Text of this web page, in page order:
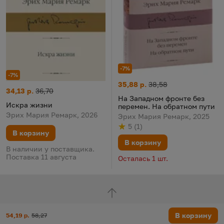
-7%
Искра жизни
Цена:
34,13 р.
Старая цена:
36,70
Искра жизни
Эрих Мария Ремарк, 2026
В корзину
В наличии у поставщика.
Поставка 11 августа
-7%
На Западном фронте без
Цена:
35,88 р.
Старая цена:
38,58
На Западном фронте без
перемен. На обратном пути
Эрих Мария Ремарк, 2025
Рейтинг
5
из 5 (
по результату
1
голосов)
В корзину
Осталась 1 шт.
Цена:
54,19 р. Старая цена:
58,27 В корзину